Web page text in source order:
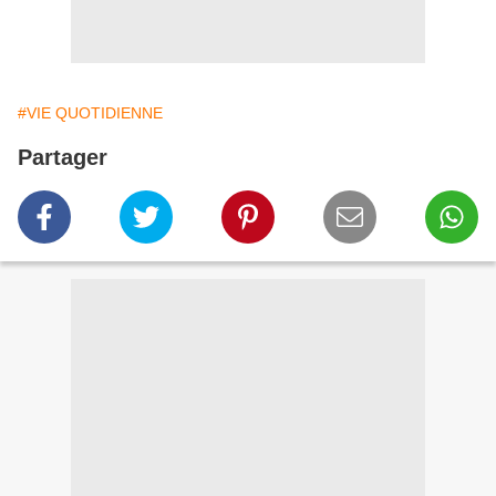
#VIE QUOTIDIENNE
Partager